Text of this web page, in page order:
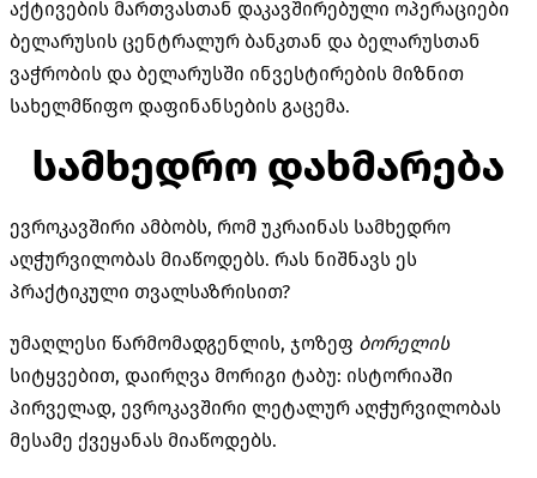
აქტივების მართვასთან დაკავშირებული ოპერაციები
ბელარუსის ცენტრალურ ბანკთან და ბელარუსთან
ვაჭრობის და ბელარუსში ინვესტირების მიზნით
სახელმწიფო დაფინანსების გაცემა.
სამხედრო დახმარება
ევროკავშირი ამბობს, რომ უკრაინას სამხედრო
აღჭურვილობას მიაწოდებს. რას ნიშნავს ეს
პრაქტიკული თვალსაზრისით?
უმაღლესი წარმომადგენლის, ჯოზეფ ბორელის
სიტყვებით, დაირღვა მორიგი ტაბუ: ისტორიაში
პირველად, ევროკავშირი ლეტალურ აღჭურვილობას
მესამე ქვეყანას მიაწოდებს.